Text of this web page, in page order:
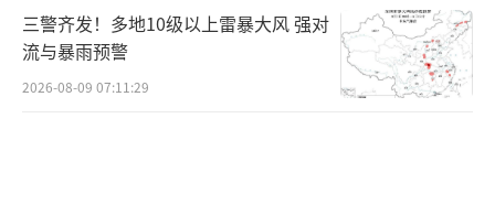
三警齐发！多地10级以上雷暴大风 强对
流与暴雨预警
2026-08-09 07:11:29